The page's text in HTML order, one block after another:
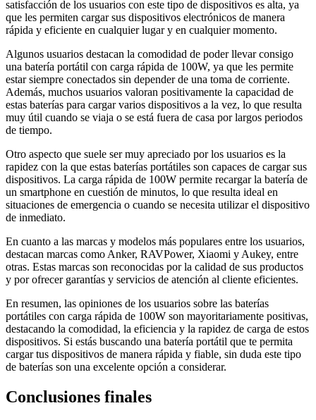
satisfacción de los usuarios con este tipo de dispositivos es alta, ya
que les permiten cargar sus dispositivos electrónicos de manera
rápida y eficiente en cualquier lugar y en cualquier momento.
Algunos usuarios destacan la comodidad de poder llevar consigo
una batería portátil con carga rápida de 100W, ya que les permite
estar siempre conectados sin depender de una toma de corriente.
Además, muchos usuarios valoran positivamente la capacidad de
estas baterías para cargar varios dispositivos a la vez, lo que resulta
muy útil cuando se viaja o se está fuera de casa por largos periodos
de tiempo.
Otro aspecto que suele ser muy apreciado por los usuarios es la
rapidez con la que estas baterías portátiles son capaces de cargar sus
dispositivos. La carga rápida de 100W permite recargar la batería de
un smartphone en cuestión de minutos, lo que resulta ideal en
situaciones de emergencia o cuando se necesita utilizar el dispositivo
de inmediato.
En cuanto a las marcas y modelos más populares entre los usuarios,
destacan marcas como Anker, RAVPower, Xiaomi y Aukey, entre
otras. Estas marcas son reconocidas por la calidad de sus productos
y por ofrecer garantías y servicios de atención al cliente eficientes.
En resumen, las opiniones de los usuarios sobre las baterías
portátiles con carga rápida de 100W son mayoritariamente positivas,
destacando la comodidad, la eficiencia y la rapidez de carga de estos
dispositivos. Si estás buscando una batería portátil que te permita
cargar tus dispositivos de manera rápida y fiable, sin duda este tipo
de baterías son una excelente opción a considerar.
Conclusiones finales